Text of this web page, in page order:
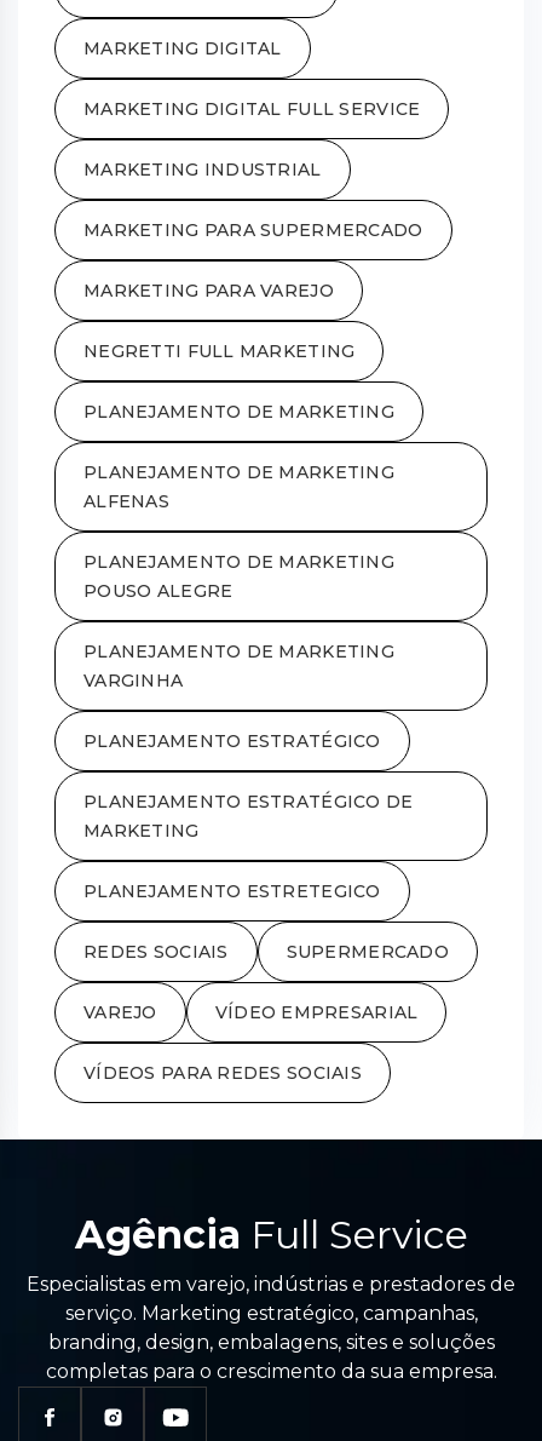
MARKETING DIGITAL
MARKETING DIGITAL FULL SERVICE
MARKETING INDUSTRIAL
MARKETING PARA SUPERMERCADO
MARKETING PARA VAREJO
NEGRETTI FULL MARKETING
PLANEJAMENTO DE MARKETING
PLANEJAMENTO DE MARKETING
ALFENAS
PLANEJAMENTO DE MARKETING
POUSO ALEGRE
PLANEJAMENTO DE MARKETING
VARGINHA
PLANEJAMENTO ESTRATÉGICO
PLANEJAMENTO ESTRATÉGICO DE
MARKETING
PLANEJAMENTO ESTRETEGICO
REDES SOCIAIS SUPERMERCADO
VAREJO VÍDEO EMPRESARIAL
VÍDEOS PARA REDES SOCIAIS
Agência Full Service
Especialistas em varejo, indústrias e prestadores de
serviço. Marketing estratégico, campanhas,
branding, design, embalagens, sites e soluções
completas para o crescimento da sua empresa.